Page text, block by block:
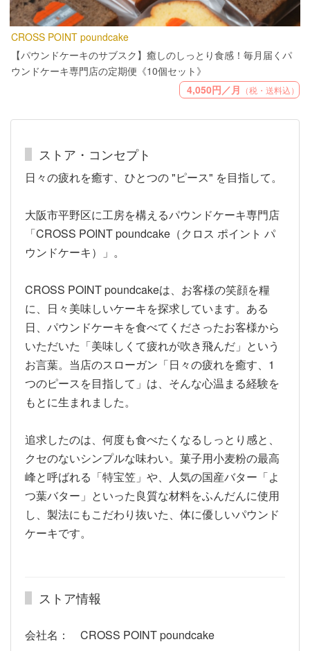
CROSS POINT poundcake
【パウンドケーキのサブスク】癒しのしっとり食感！毎月届くパ
ウンドケーキ専門店の定期便《10個セット》
4,050円／月 （税・送料込）
ストア・コンセプト
日々の疲れを癒す、ひとつの "ピース" を目指して。
大阪市平野区に工房を構えるパウンドケーキ専門店
「CROSS POINT poundcake（クロス ポイント パ
ウンドケーキ）」。
CROSS POINT poundcakeは、お客様の笑顔を糧
に、日々美味しいケーキを探求しています。ある
日、パウンドケーキを食べてくださったお客様から
いただいた「美味しくて疲れが吹き飛んだ」という
お言葉。当店のスローガン「日々の疲れを癒す、1
つのピースを目指して」は、そんな心温まる経験を
もとに生まれました。
追求したのは、何度も食べたくなるしっとり感と、
クセのないシンプルな味わい。菓子用小麦粉の最高
峰と呼ばれる「特宝笠」や、人気の国産バター「よ
つ葉バター」といった良質な材料をふんだんに使用
し、製法にもこだわり抜いた、体に優しいパウンド
ケーキです。
ストア情報
会社名： CROSS POINT poundcake